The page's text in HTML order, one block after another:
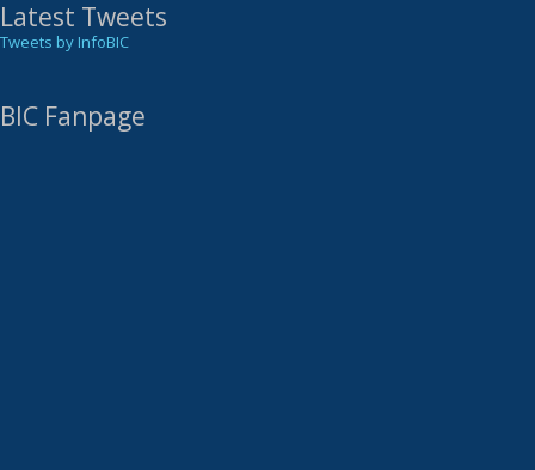
Latest Tweets
Tweets by InfoBIC
BIC Fanpage